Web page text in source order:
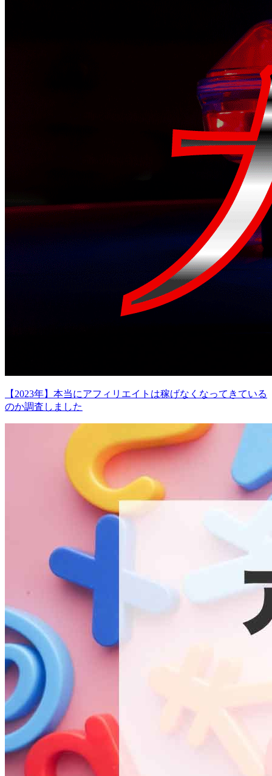
【2023年】本当にアフィリエイトは稼げなくなってきている
のか調査しました